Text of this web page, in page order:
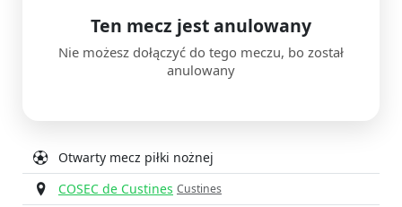
Otwarty mecz piłki nożnej
COSEC de Custines Custines
Ten mecz jest anulowany
Nie możesz dołączyć do tego meczu, bo został
anulowany